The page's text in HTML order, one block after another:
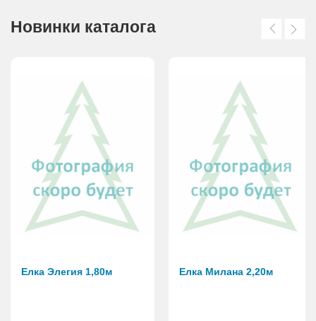
Новинки каталога
Елка Элегия 1,80м Елка Милана 2,20м